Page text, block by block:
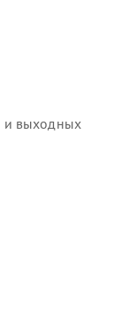
и выходных